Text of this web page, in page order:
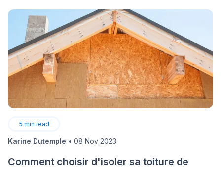
5 min read
Karine Dutemple • 08 Nov 2023
Comment choisir d'isoler sa toiture de